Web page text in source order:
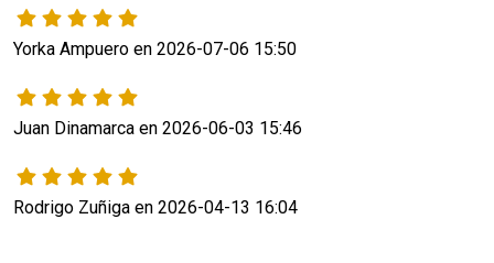
Yorka Ampuero en 2026-07-06 15:50
Juan Dinamarca en 2026-06-03 15:46
Rodrigo Zuñiga en 2026-04-13 16:04